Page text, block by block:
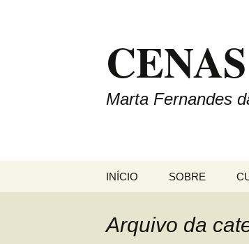
Marta Fernandes
INÍCIO SOBRE
Arquivo da